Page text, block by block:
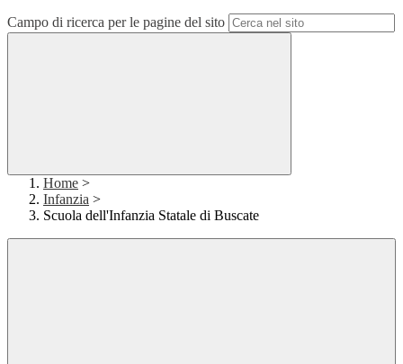
Campo di ricerca per le pagine del sito
Home >
Infanzia >
Scuola dell'Infanzia Statale di Buscate